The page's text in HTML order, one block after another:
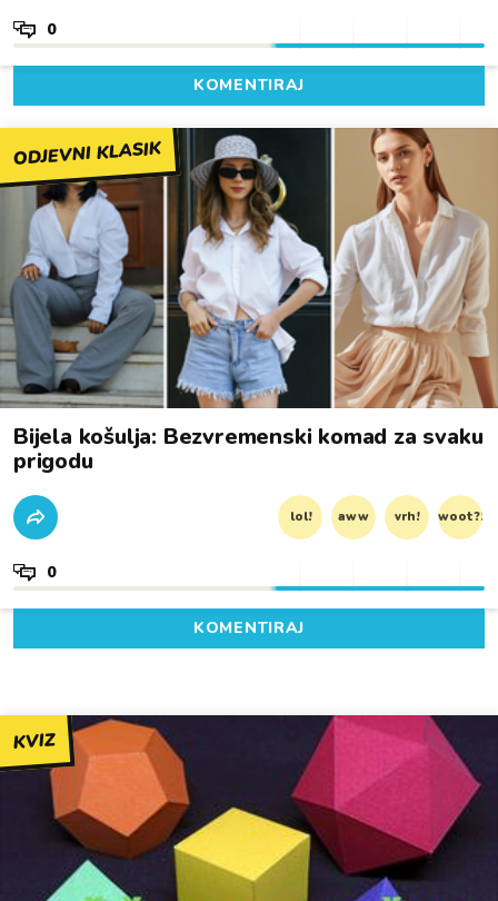
0
KOMENTIRAJ
ODJEVNI KLASIK
Bijela košulja: Bezvremenski komad za svaku
prigodu
lol! aww vrh! woot?!
0
KOMENTIRAJ
KVIZ